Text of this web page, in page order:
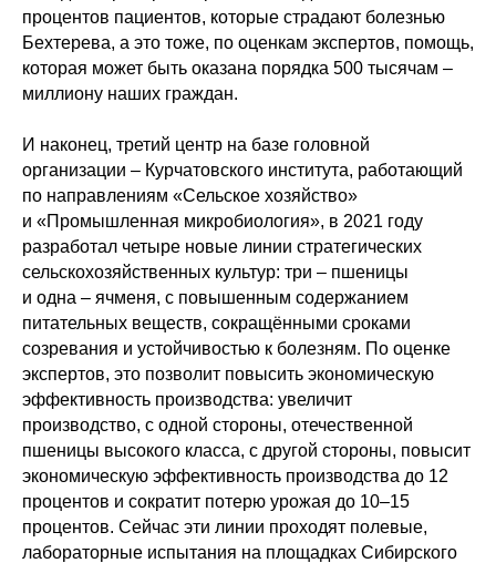
процентов пациентов, которые страдают болезнью
Бехтерева, а это тоже, по оценкам экспертов, помощь,
которая может быть оказана порядка 500 тысячам –
миллиону наших граждан.
И наконец, третий центр на базе головной
организации – Курчатовского института, работающий
по направлениям «Сельское хозяйство»
и «Промышленная микробиология», в 2021 году
разработал четыре новые линии стратегических
сельскохозяйственных культур: три – пшеницы
и одна – ячменя, с повышенным содержанием
питательных веществ, сокращёнными сроками
созревания и устойчивостью к болезням. По оценке
экспертов, это позволит повысить экономическую
эффективность производства: увеличит
производство, с одной стороны, отечественной
пшеницы высокого класса, с другой стороны, повысит
экономическую эффективность производства до 12
процентов и сократит потерю урожая до 10–15
процентов. Сейчас эти линии проходят полевые,
лабораторные испытания на площадках Сибирского